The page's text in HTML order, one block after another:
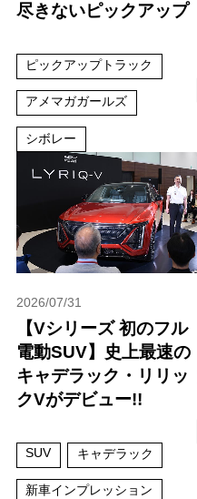
尽きないピックアップ
ピックアップトラック
アメマガガールズ
シボレー
2026/07/31
【Vシリーズ 初のフル
電動SUV】史上最速の
キャデラック・リリッ
クVがデビュー!!
SUV キャデラック
新車インプレッション